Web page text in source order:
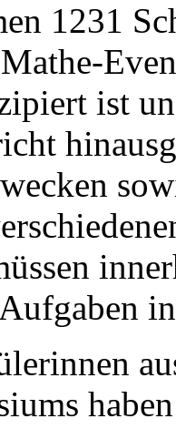
1231
ist